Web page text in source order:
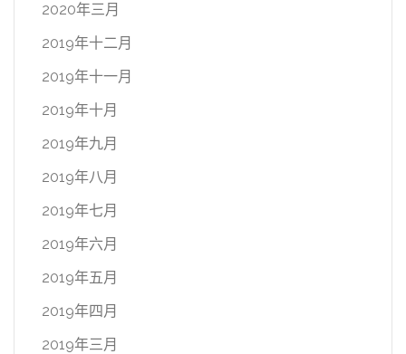
2020年三月
2019年十二月
2019年十一月
2019年十月
2019年九月
2019年八月
2019年七月
2019年六月
2019年五月
2019年四月
2019年三月